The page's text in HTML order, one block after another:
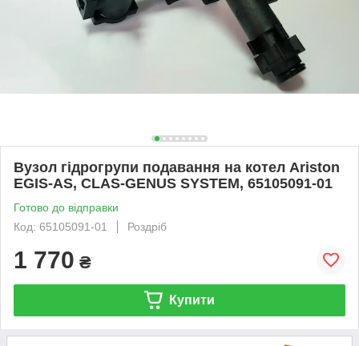
Вузол гідрогрупи подавання на котел Ariston
EGIS-AS, CLAS-GENUS SYSTEM, 65105091-01
Готово до відправки
Код: 65105091-01
Роздріб
1 770 ₴
Купити